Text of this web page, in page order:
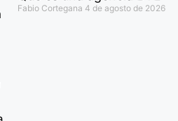
Fabio Cortegana 4 de agosto de 2026